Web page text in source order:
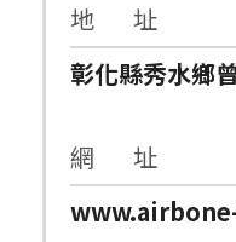
地 址
彰化縣秀水鄉
網 址